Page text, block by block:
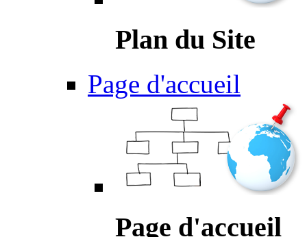
Plan du Site
Page d'accueil
Page d'accueil